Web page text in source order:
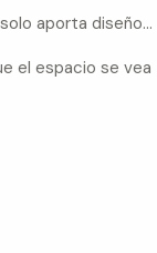
aporta diseño…
el espacio se vea